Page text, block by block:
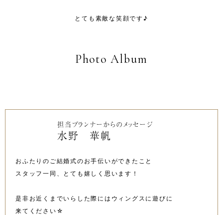
とても素敵な笑顔です♪
Photo Album
担当プランナーからのメッセージ
水野 華帆
おふたりのご結婚式のお手伝いができたこと
スタッフ一同、とても嬉しく思います！
是非お近くまでいらした際にはウィングスに遊びに
来てください☆